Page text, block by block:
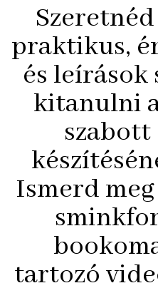
praktikus,
és leírások
kitanulni
Ismerd
tartozó